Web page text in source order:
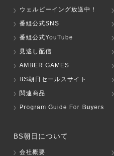
ウェルビーイング放送中！
番組公式SNS
番組公式YouTube
見逃し配信
AMBER GAMES
BS朝日セールスサイト
関連商品
Program Guide For Buyers
BS朝日について
会社概要